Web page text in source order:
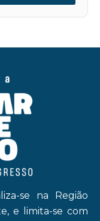
se na Região
e limita-se com